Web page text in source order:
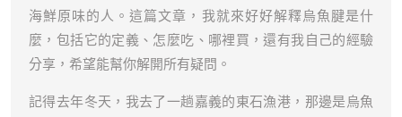
海鮮原味的人。這篇文章，我就來好好解釋烏魚腱是什
麼，包括它的定義、怎麼吃、哪裡買，還有我自己的經驗
分享，希望能幫你解開所有疑問。
記得去年冬天，我去了一趟嘉義的東石漁港，那邊是烏魚